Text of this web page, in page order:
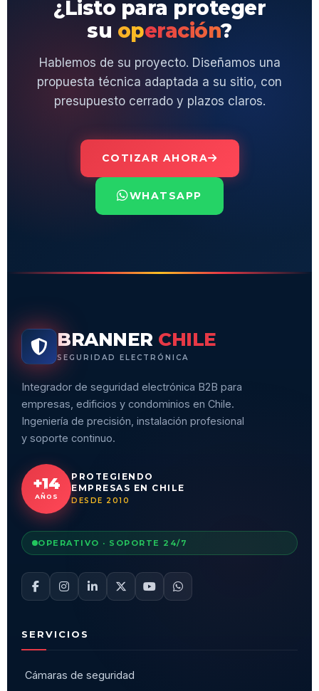
¿Listo para proteger
su operación?
Hablemos de su proyecto. Diseñamos una
propuesta técnica adaptada a su sitio, con
presupuesto cerrado y plazos claros.
COTIZAR AHORA
WHATSAPP
BRANNER CHILE
SEGURIDAD ELECTRÓNICA
Integrador de seguridad electrónica B2B para
empresas, edificios y condominios en Chile.
Ingeniería de precisión, instalación profesional
y soporte continuo.
+14
AÑOS
PROTEGIENDO
EMPRESAS EN CHILE
DESDE 2010
OPERATIVO · SOPORTE 24/7
SERVICIOS
Cámaras de seguridad